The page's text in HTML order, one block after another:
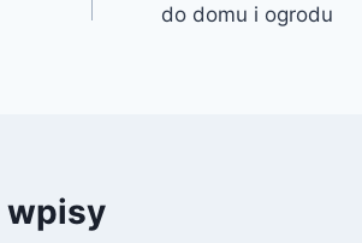
do domu i ogrodu
wpisy